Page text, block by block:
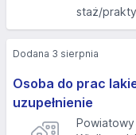
staż/
Osoba do prac
uzupełnienie
Dodana 3 sierpnia